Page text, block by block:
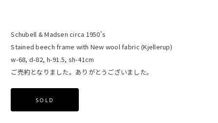
Schubell & Madsen circa 1950’s
Stained beech frame with New wool fabric (Kjellerup)
w-68, d-82, h-91.5, sh-41cm
ご売約となりました。ありがとうございました。
SOLD